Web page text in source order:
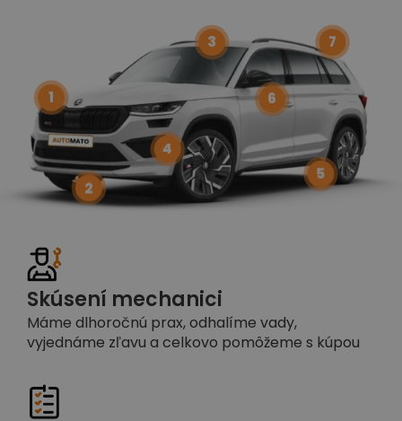
Skúsení mechanici
Máme dlhoročnú prax, odhalíme vady,
vyjednáme zľavu a celkovo pomôžeme s kúpou
1
2
3
4
5
6
7